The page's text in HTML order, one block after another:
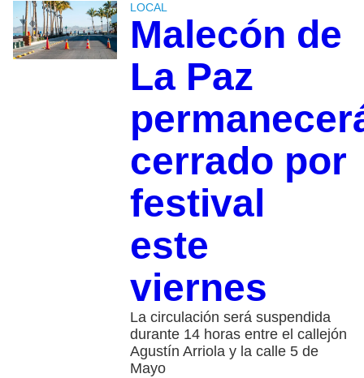
LOCAL
Malecón de
La Paz
cerrado por
festival
este
viernes
La circulación será suspendida
durante 14 horas entre el callejón
Agustín Arriola y la calle 5 de
Mayo